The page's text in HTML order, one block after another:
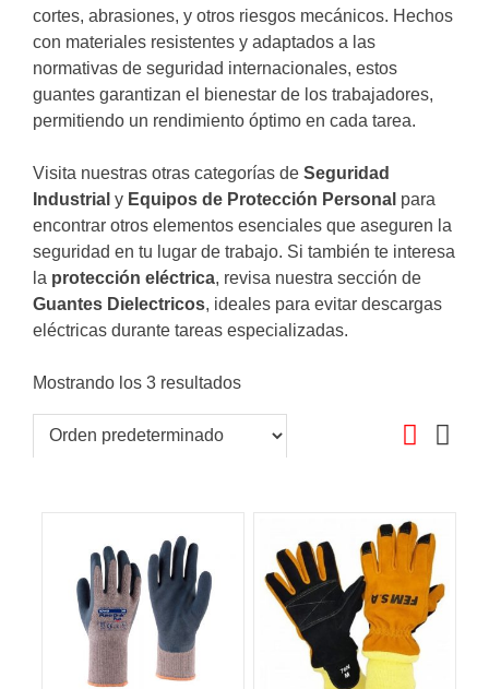
cortes, abrasiones, y otros riesgos mecánicos. Hechos
con materiales resistentes y adaptados a las
normativas de seguridad internacionales, estos
guantes garantizan el bienestar de los trabajadores,
permitiendo un rendimiento óptimo en cada tarea.
Visita nuestras otras categorías de Seguridad
Industrial y Equipos de Protección Personal para
encontrar otros elementos esenciales que aseguren la
seguridad en tu lugar de trabajo. Si también te interesa
la protección eléctrica, revisa nuestra sección de
Guantes Dielectricos, ideales para evitar descargas
eléctricas durante tareas especializadas.
Mostrando los 3 resultados